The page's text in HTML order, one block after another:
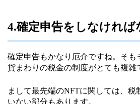
4.確定申告をしなければ
確定申告もかなり厄介ですね。そも
貨まわりの税金の制度がとても複雑
まして最先端のNFTに関しては、税
いない部分もあります。